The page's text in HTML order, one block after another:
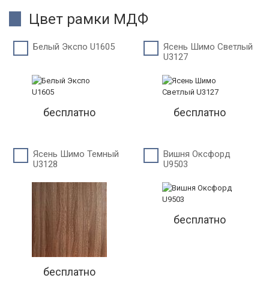
Цвет рамки МДФ
Белый Экспо U1605
бесплатно
Ясень Шимо Светлый
U3127
бесплатно
Ясень Шимо Темный
U3128
бесплатно
Вишня Оксфорд
U9503
бесплатно